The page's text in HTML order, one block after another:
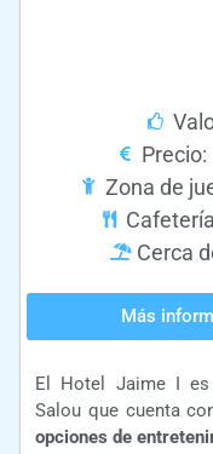
Zona de
Cerca
Más
El Hotel Jaime I
Salou que cuenta
opciones de